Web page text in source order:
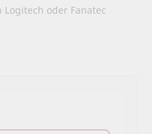
Logitech oder Fanatec